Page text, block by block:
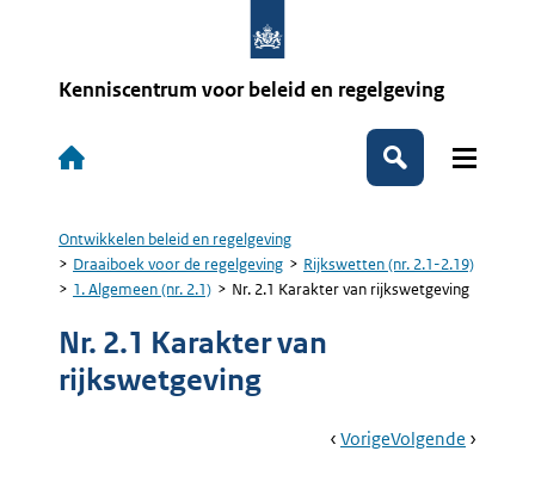
Kenniscentrum voor beleid en regelgeving
Hoofdnavigatie
Zoeken
Kruimelpad
Ontwikkelen beleid en regelgeving
Draaiboek voor de regelgeving
Rijkswetten (nr. 2.1-2.19)
1. Algemeen (nr. 2.1)
Nr. 2.1 Karakter van rijkswetgeving
Nr. 2.1 Karakter van
rijkswetgeving
Book
Ga
VorigePagina:
Ga
Volgende Pagina: